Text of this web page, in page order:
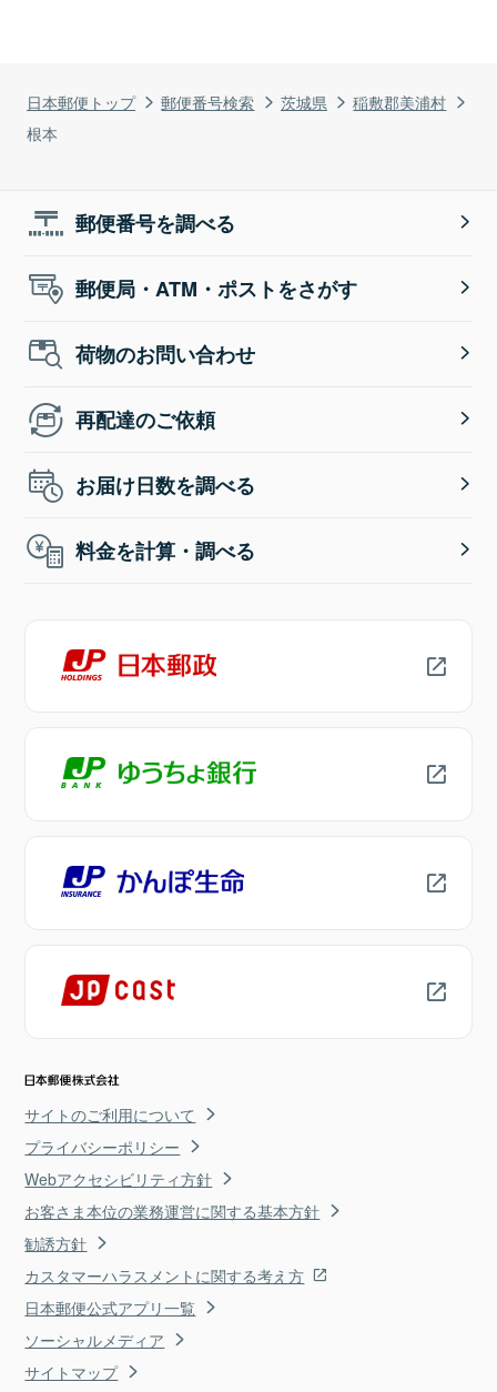
日本郵便トップ 郵便番号検索 茨城県
稲敷郡美浦村
根本
郵便番号を調べる
郵便局・ATM・ポストをさがす
荷物のお問い合わせ
再配達のご依頼
お届け日数を調べる
料金を計算・調べる
サイトのご利用について
プライバシーポリシー
Webアクセシビリティ方針
お客さま本位の業務運営に関する基本方針
勧誘方針
カスタマーハラスメントに関する考え方
日本郵便公式アプリ一覧
ソーシャルメディア
サイトマップ